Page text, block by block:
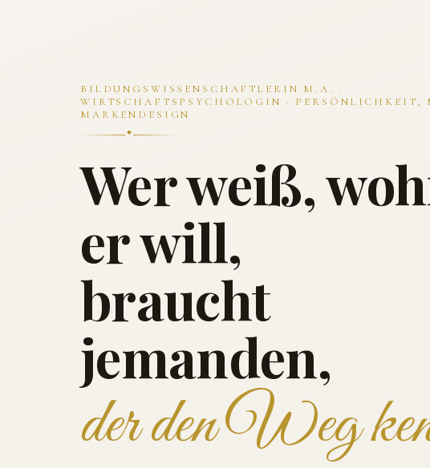
BILDUNGSWISSENSCHAFTLERIN M.A. ·
WIRTSCHAFTSPSYCHOLOGIN · PERSÖNLICHKEIT,
MARKENDESIGN
Wer weiß,
er will,
braucht
jemanden,
der den Weg